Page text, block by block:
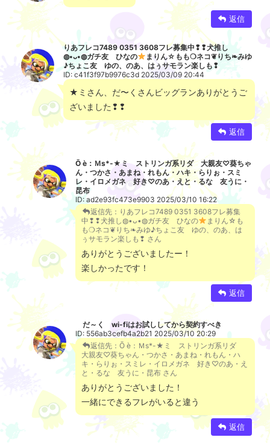
返信
りあフレコ7489 0351 3608フレ募集中❢❢犬推し
◍⁠•⁠ᴗ⁠•⁠◍⁠ガチ友 ひなの
まりん☆もも❍ネコ❦りち❧みゆ
♪ちょこ友 ゆの、のあ、はぅサモラン楽しも❢
ID: c41f3f97b9976c3d 2025/03/09 20:44
★ミさん、だ〜くさんビッグランありがとうご
ざいました❢❢
返信
Ō è：Ｍs*-★ミ ストリンガ系リダ 大親友♡葵ちゃ
ん・つかさ・あまね・れもん・ハキ・らりぉ・スミ
レ・イロメガネ 好き♡のあ・えと・るな 友うに・
昆布
ID: ad2e93fc473e9903 2025/03/10 16:22
返信先：りあフレコ7489 0351 3608フレ募集
中❢❢犬推し◍⁠•⁠ᴗ⁠•⁠◍⁠ガチ友 ひなの
まりん☆も
も❍ネコ❦りち❧みゆ♪ちょこ友 ゆの、のあ、は
ぅサモラン楽しも❢ さん
ありがとうございましたー！
楽しかったです！
返信
だ～く wi-fiはお試ししてから契約すべき
ID: 556ab3cefb4a2b21 2025/03/10 20:29
返信先：Ō è：Ｍs*-★ミ ストリンガ系リダ
大親友♡葵ちゃん・つかさ・あまね・れもん・ハ
キ・らりぉ・スミレ・イロメガネ 好き♡のあ・え
と・るな 友うに・昆布 さん
ありがとうございました！
一緒にできるフレがいると違う
返信